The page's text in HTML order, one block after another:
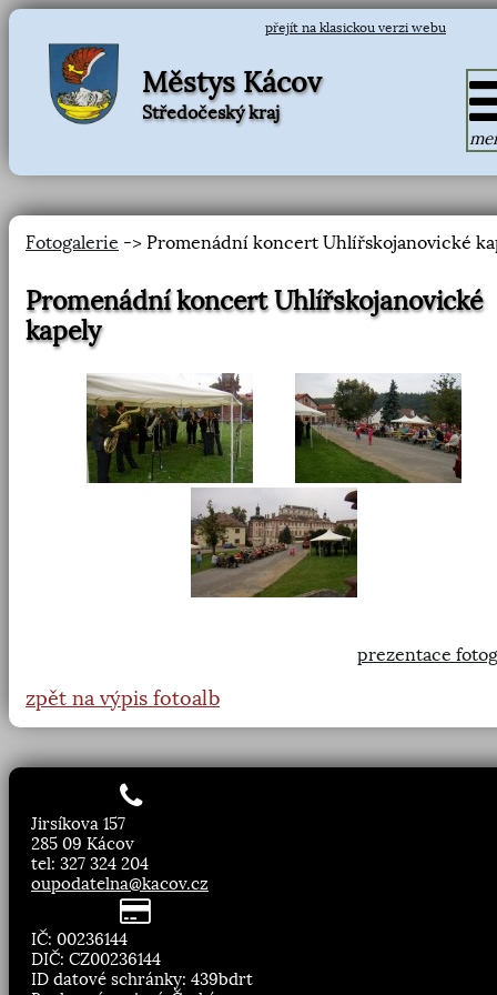
přejít na klasickou verzi webu
Městys Kácov
Středočeský kraj
Fotogalerie -> Promenádní koncert Uhlířskojanovické
Promenádní koncert Uhlířskojanovické
kapely
prezentace
zpět na výpis fotoalb
Jirsíkova 157
285 09 Kácov
tel: 327 324 204
oupodatelna@kacov.cz
IČ: 00236144
DIČ: CZ00236144
ID datové schránky: 439bdrt